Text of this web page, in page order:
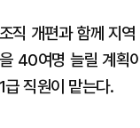
직 개편과 함께 지
40여명 늘릴 계획
급 직원이 맡는다.